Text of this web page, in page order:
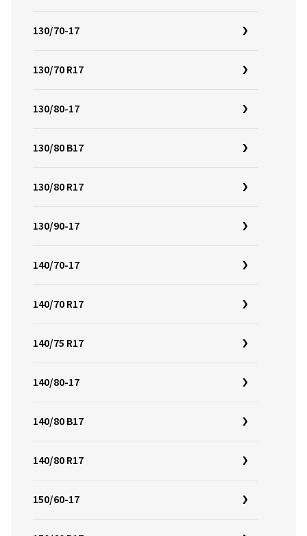
130/70-17
130/70 R17
130/80-17
130/80 B17
130/80 R17
130/90-17
140/70-17
140/70 R17
140/75 R17
140/80-17
140/80 B17
140/80 R17
150/60-17